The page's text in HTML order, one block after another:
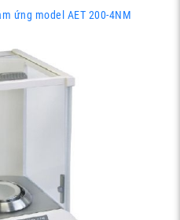
ứng model AET 200-4NM